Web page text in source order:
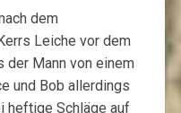
dem
Leiche vor dem
der Mann von einem
und Bob allerdings
heftige Schläge auf